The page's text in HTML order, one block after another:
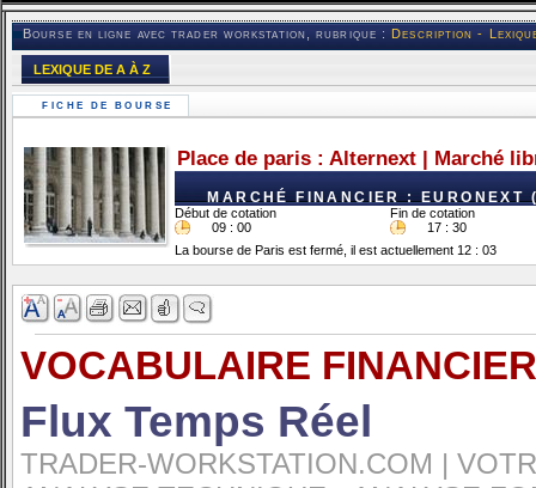
Bourse en ligne avec trader workstation, rubrique :Description -
LEXIQUE DE A À Z
FICHE DE BOURSE
Place de paris : Alternext | Marché
MARCHÉ FINANCIER : EURONEXT
Début de cotation
Fin de cotation
09 : 00
17 : 30
La bourse de Paris est fermé, il est actuellement 12 : 03
VOCABULAIRE
Flux Temps Réel
TRADER-WORKSTATION.COM |